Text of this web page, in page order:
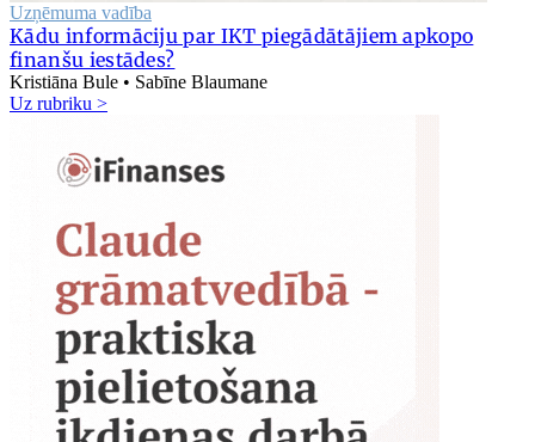
Uzņēmuma vadība
Kādu informāciju par IKT piegādātājiem apkopo
finanšu iestādes?
Kristiāna Bule • Sabīne Blaumane
Uz rubriku >